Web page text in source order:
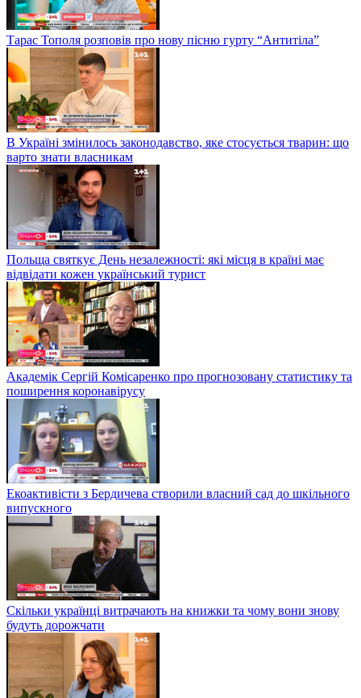
Тарас Тополя розповів про нову пісню гурту “Антитіла”
В Україні змінилось законодавство, яке стосується тварин: що
варто знати власникам
Польща святкує День незалежності: які місця в країні має
відвідати кожен український турист
Академік Сергій Комісаренко про прогнозовану статистику та
поширення коронавірусу
Екоактивісти з Бердичева створили власний сад до шкільного
випускного
Скільки українці витрачають на книжки та чому вони знову
будуть дорожчати